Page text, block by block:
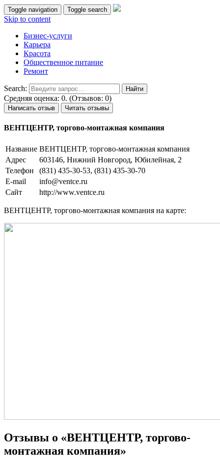
Toggle navigation Toggle search
Skip to content
Бизнес-услуги
Карьера
Красота
Общественное питание
Ремонт
Search:
Средняя оценка: 0. (Отзывов: 0)
Написать отзыв Читать отзывы
ВЕНТЦЕНТР, торгово-монтажная компания
Название ВЕНТЦЕНТР, торгово-монтажная компания
Адрес
603146, Нижний Новгород, Юбилейная, 2
Телефон
(831) 435-30-53, (831) 435-30-70
E-mail
info@ventce.ru
Сайт
http://www.ventce.ru
ВЕНТЦЕНТР, торгово-монтажная компания на карте:
Отзывы о «ВЕНТЦЕНТР, торгово-
монтажная компания»